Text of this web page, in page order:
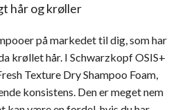
hår og krøller
på markedet til dig, som har
krøllet hår. I Schwarzkopf OSIS+
Texture Dry Shampoo Foam,
konsistens. Den er meget nem